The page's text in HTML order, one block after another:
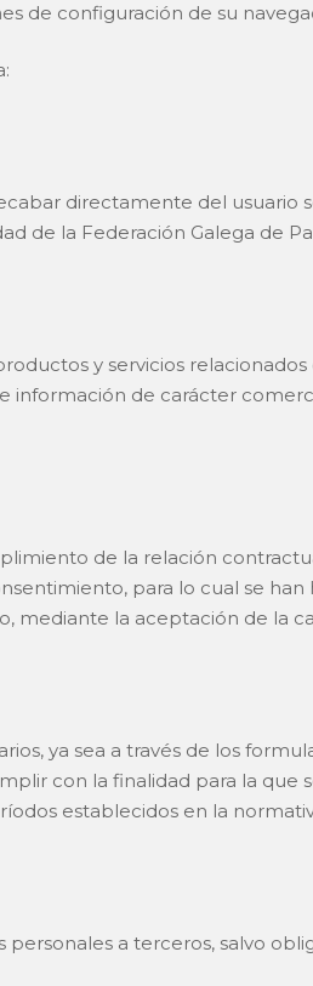
de configuración de su
directamente del
la Federación Galega de
y servicios
información de carácter
de la relación
para lo cual se
mediante la aceptación de la
ya sea a través de los
con la finalidad para la que
establecidos en la
a terceros, salvo